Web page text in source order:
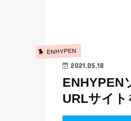
ENHYPEN
2021.05.18
ENHYPEN
URLサイト